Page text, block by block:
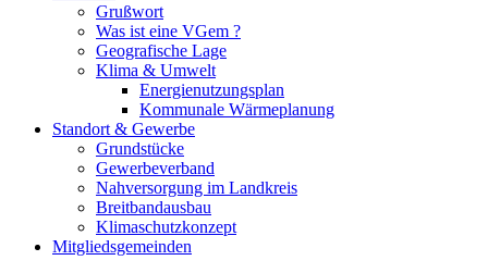
Grußwort
Was ist eine VGem ?
Geografische Lage
Klima & Umwelt
Energienutzungsplan
Kommunale Wärmeplanung
Standort & Gewerbe
Grundstücke
Gewerbeverband
Nahversorgung im Landkreis
Breitbandausbau
Klimaschutzkonzept
Mitgliedsgemeinden